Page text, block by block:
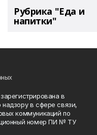
Рубрика "Еда и
напитки"
в
в сфере связи,
коммуникаций по
номер ПИ № ТУ